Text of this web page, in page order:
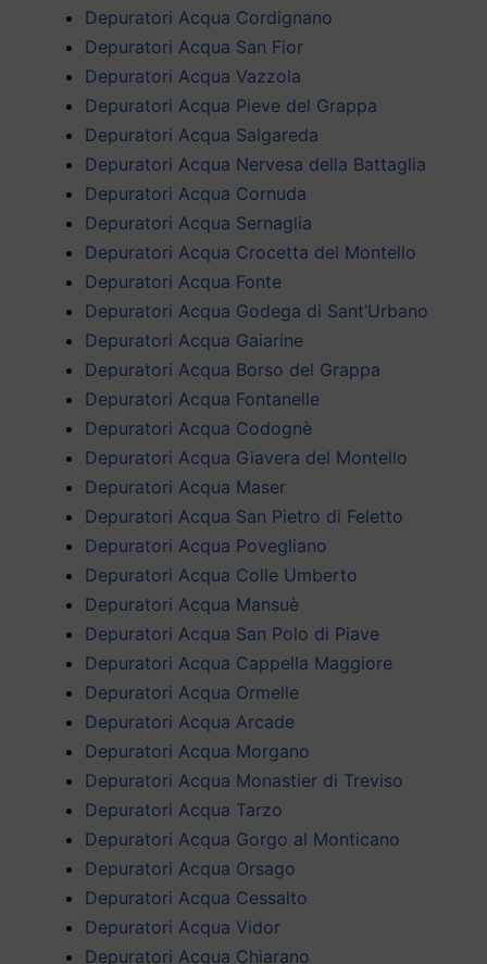
Depuratori Acqua Cordignano
Depuratori Acqua San Fior
Depuratori Acqua Vazzola
Depuratori Acqua Pieve del Grappa
Depuratori Acqua Salgareda
Depuratori Acqua Nervesa della Battaglia
Depuratori Acqua Cornuda
Depuratori Acqua Sernaglia
Depuratori Acqua Crocetta del Montello
Depuratori Acqua Fonte
Depuratori Acqua Godega di Sant’Urbano
Depuratori Acqua Gaiarine
Depuratori Acqua Borso del Grappa
Depuratori Acqua Fontanelle
Depuratori Acqua Codognè
Depuratori Acqua Giavera del Montello
Depuratori Acqua Maser
Depuratori Acqua San Pietro di Feletto
Depuratori Acqua Povegliano
Depuratori Acqua Colle Umberto
Depuratori Acqua Mansuè
Depuratori Acqua San Polo di Piave
Depuratori Acqua Cappella Maggiore
Depuratori Acqua Ormelle
Depuratori Acqua Arcade
Depuratori Acqua Morgano
Depuratori Acqua Monastier di Treviso
Depuratori Acqua Tarzo
Depuratori Acqua Gorgo al Monticano
Depuratori Acqua Orsago
Depuratori Acqua Cessalto
Depuratori Acqua Vidor
Depuratori Acqua Chiarano